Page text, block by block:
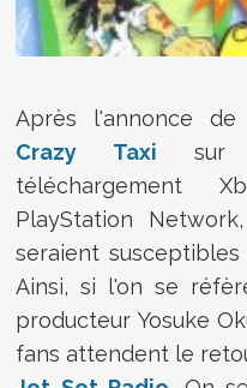
Après l'annonce de
Crazy Taxi sur
téléchargement
PlayStation
seraient
Ainsi, si l'on se
producteur Yosuke
fans attendent le